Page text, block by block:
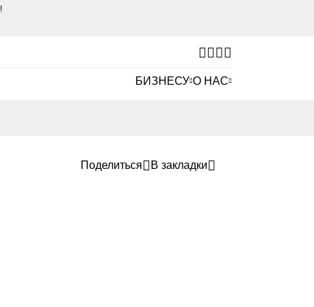
БИЗНЕСУ О НАС
Поделиться В закладки